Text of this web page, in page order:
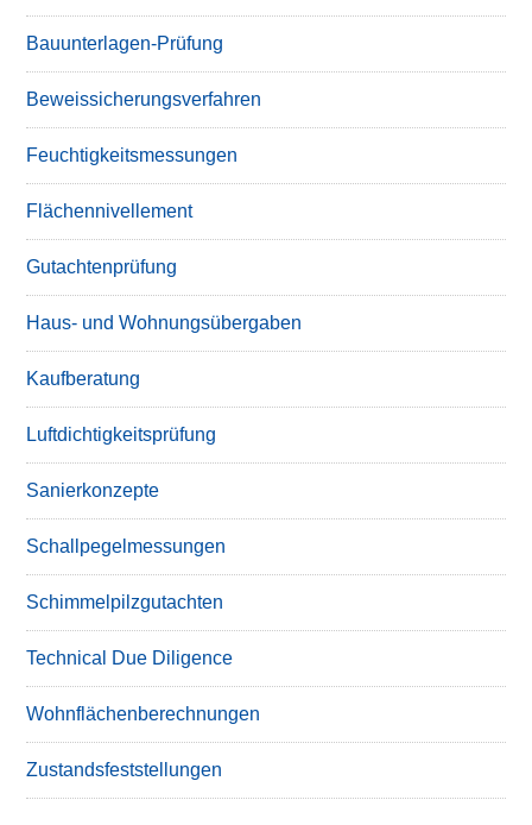
Bauunterlagen-Prüfung
Beweissicherungsverfahren
Feuchtigkeitsmessungen
Flächennivellement
Gutachtenprüfung
Haus- und Wohnungsübergaben
Kaufberatung
Luftdichtigkeitsprüfung
Sanierkonzepte
Schallpegelmessungen
Schimmelpilzgutachten
Technical Due Diligence
Wohnflächenberechnungen
Zustandsfeststellungen